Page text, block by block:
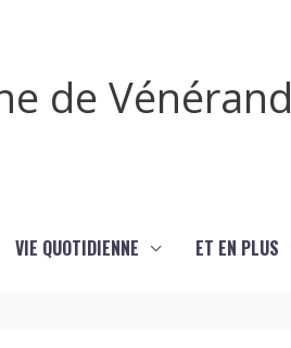
de Vénérand
VIE QUOTIDIENNE ET EN PLUS